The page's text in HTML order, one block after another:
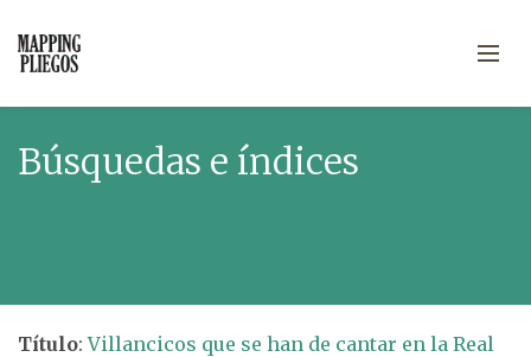
Búsquedas e índices
Título:Villancicos que se han de cantar en la Real